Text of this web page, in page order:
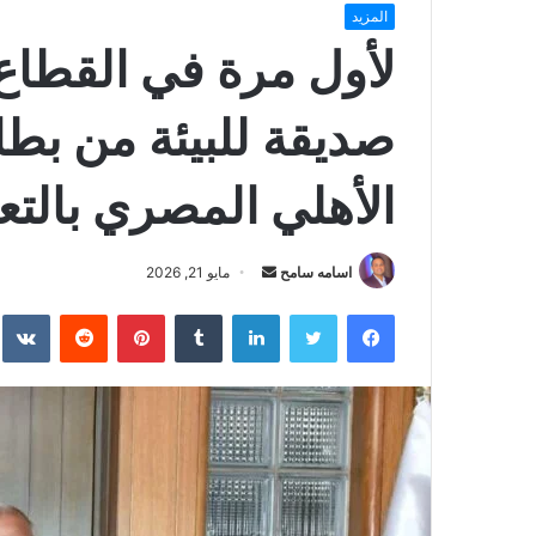
المزيد
لأول مرة في
صديقة للبيئة من
الأهلي المصري
اسامه سامح
أرسل
إلكترونيا
مايو 21, 2026
فيسبوك تويتر لينكدإن بينتيريست